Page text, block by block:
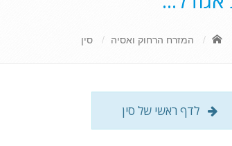
המזרח הרחוק ואסיה סין
לדף ראשי של סין